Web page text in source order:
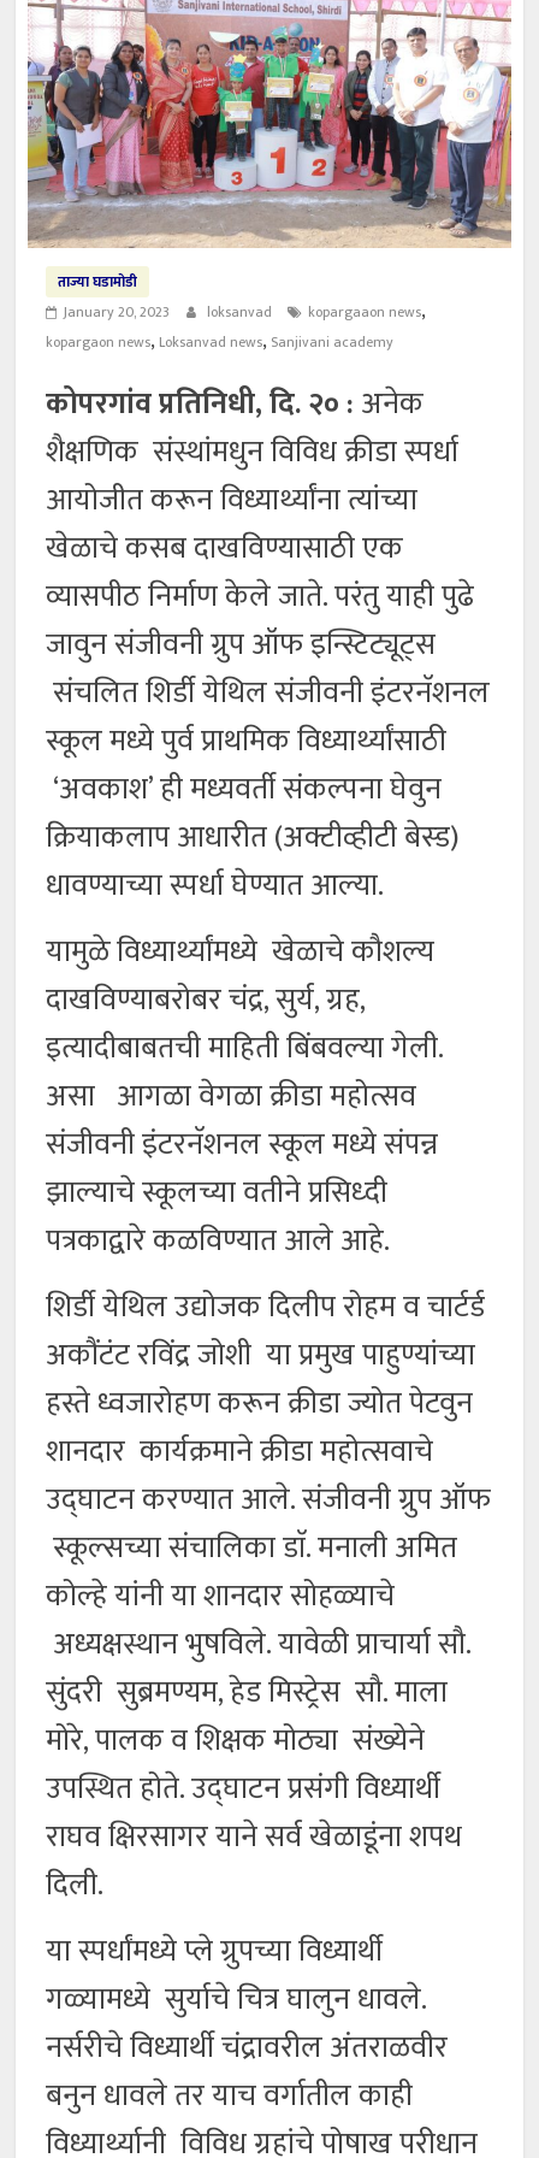
ताज्या घडामोडी
January 20, 2023
loksanvad kopargaaon news,
kopargaon news, Loksanvad news, Sanjivani academy
कोपरगांव प्रतिनिधी, दि. २० :अनेक
शैक्षणिक संस्थांमधुन विविध क्रीडा स्पर्धा
आयोजीत करून विध्यार्थ्यांना त्यांच्या
खेळाचे कसब दाखविण्यासाठी एक
व्यासपीठ निर्माण केले जाते. परंतु याही पुढे
जावुन संजीवनी ग्रुप ऑफ इन्स्टिट्यूट्स
संचलित शिर्डी येथिल संजीवनी इंटरनॅशनल
स्कूल मध्ये पुर्व प्राथमिक विध्यार्थ्यांसाठी
‘अवकाश’ ही मध्यवर्ती संकल्पना घेवुन
क्रियाकलाप आधारीत (अक्टीव्हीटी बेस्ड)
धावण्याच्या स्पर्धा घेण्यात आल्या.
यामुळे विध्यार्थ्यांमध्ये खेळाचे कौशल्य
दाखविण्याबरोबर चंद्र, सुर्य, ग्रह,
इत्यादीबाबतची माहिती बिंबवल्या गेली.
असा आगळा वेगळा क्रीडा महोत्सव
संजीवनी इंटरनॅशनल स्कूल मध्ये संपन्न
झाल्याचे स्कूलच्या वतीने प्रसिध्दी
पत्रकाद्वारे कळविण्यात आले आहे.
शिर्डी येथिल उद्योजक दिलीप रोहम व चार्टर्ड
अकौंटंट रविंद्र जोशी या प्रमुख पाहुण्यांच्या
हस्ते ध्वजारोहण करून क्रीडा ज्योत पेटवुन
शानदार कार्यक्रमाने क्रीडा महोत्सवाचे
उद्घाटन करण्यात आले. संजीवनी ग्रुप ऑफ
स्कूल्सच्या संचालिका डाॅ. मनाली अमित
कोल्हे यांनी या शानदार सोहळ्याचे
अध्यक्षस्थान भुषविले. यावेळी प्राचार्या सौ.
सुंदरी सुब्रमण्यम, हेड मिस्ट्रेस सौ. माला
मोरे, पालक व शिक्षक मोठ्या संख्येने
उपस्थित होते. उद्घाटन प्रसंगी विध्यार्थी
राघव क्षिरसागर याने सर्व खेळाडूंना शपथ
दिली.
या स्पर्धांमध्ये प्ले ग्रुपच्या विध्यार्थी
गळ्यामध्ये सुर्याचे चित्र घालुन धावले.
नर्सरीचे विध्यार्थी चंद्रावरील अंतराळवीर
बनुन धावले तर याच वर्गातील काही
विध्यार्थ्यानी विविध ग्रहांचे पोषाख परीधान